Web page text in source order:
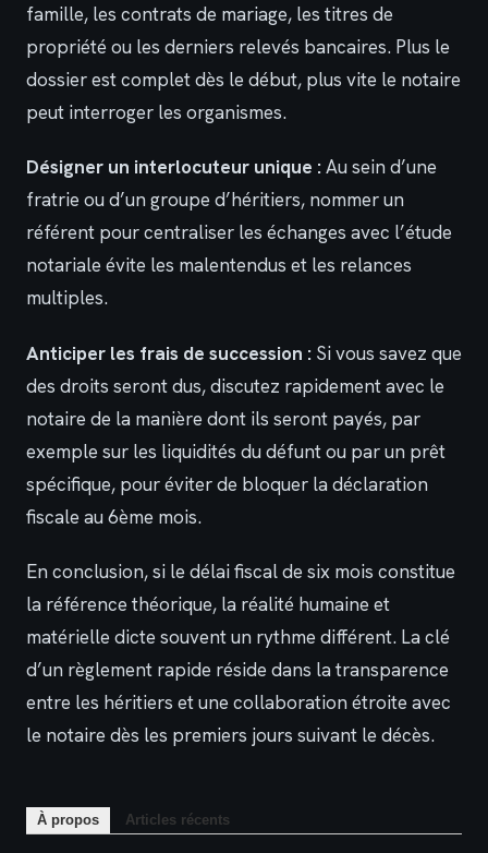
famille, les contrats de mariage, les titres de
propriété ou les derniers relevés bancaires. Plus le
dossier est complet dès le début, plus vite le notaire
peut interroger les organismes.
Désigner un interlocuteur unique :Au sein d’une
fratrie ou d’un groupe d’héritiers, nommer un
référent pour centraliser les échanges avec l’étude
notariale évite les malentendus et les relances
multiples.
Anticiper les frais de succession : Si vous savez que
des droits seront dus, discutez rapidement avec le
notaire de la manière dont ils seront payés, par
exemple sur les liquidités du défunt ou par un prêt
spécifique, pour éviter de bloquer la déclaration
fiscale au 6ème mois.
En conclusion, si le délai fiscal de six mois constitue
la référence théorique, la réalité humaine et
matérielle dicte souvent un rythme différent. La clé
d’un règlement rapide réside dans la transparence
entre les héritiers et une collaboration étroite avec
le notaire dès les premiers jours suivant le décès.
À propos Articles récents